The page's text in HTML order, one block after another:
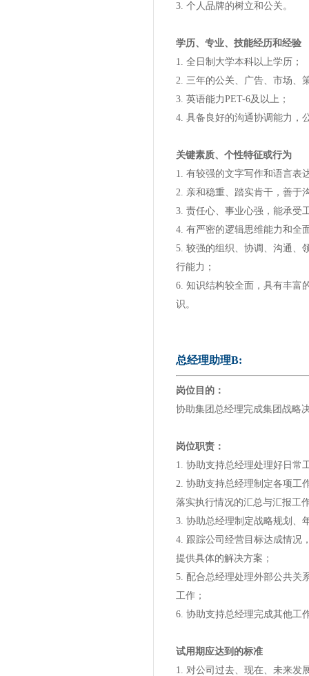
3. 个人品牌的树立和公关。
学历、专业、技能经历和经验
1. 全日制大学本科以上学历；
2. 三年的公关、广告、市场、
3. 英语能力PET-6及以上；
4. 具备良好的沟通协调能力，
关键素质、个性特征或行为
1. 有较强的文字写作和语言表
2. 亲和稳重、踏实肯干，善于
3. 责任心、事业心强，能承受
4. 有严密的逻辑思维能力和全
5. 较强的组织、协调、沟通、
行能力；
6. 知识结构较全面，具有丰富
识。
总经理助理B:
岗位目的：
协助集团总经理完成集团战略
岗位职责：
1. 协助支持总经理处理好日常
2. 协助支持总经理制定各项工
落实执行情况的汇总与汇报工
3. 协助总经理制定战略规划、
4. 跟踪公司经营目标达成情况
提供具体的解决方案；
5. 配合总经理处理外部公共关
工作；
6. 协助支持总经理完成其他工
试用期应达到的标准
1. 对公司过去、现在、未来发